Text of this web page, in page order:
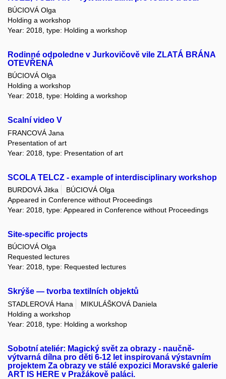
BÚCIOVÁ Olga
Holding a workshop
Year: 2018, type: Holding a workshop
Rodinné odpoledne v Jurkovičově vile ZLATÁ BRÁNA
OTEVŘENÁ
BÚCIOVÁ Olga
Holding a workshop
Year: 2018, type: Holding a workshop
Scalní video V
FRANCOVÁ Jana
Presentation of art
Year: 2018, type: Presentation of art
SCOLA TELCZ - example of interdisciplinary workshop
BURDOVÁ Jitka
BÚCIOVÁ Olga
Appeared in Conference without Proceedings
Year: 2018, type: Appeared in Conference without Proceedings
Site-specific projects
BÚCIOVÁ Olga
Requested lectures
Year: 2018, type: Requested lectures
Skrýše — tvorba textilních objektů
STADLEROVÁ Hana
MIKULÁŠKOVÁ Daniela
Holding a workshop
Year: 2018, type: Holding a workshop
Sobotní ateliér: Magický svět za obrazy - naučně-
výtvarná dílna pro děti 6-12 let inspirovaná výstavním
projektem Za obrazy ve stálé expozici Moravské galerie
ART IS HERE v Pražákově paláci.